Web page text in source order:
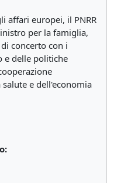
affari europei, il PNRR
per la famiglia,
concerto con i
e delle politiche
e dell'economia